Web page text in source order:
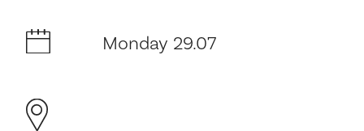
History and architecture
Monday 29.07